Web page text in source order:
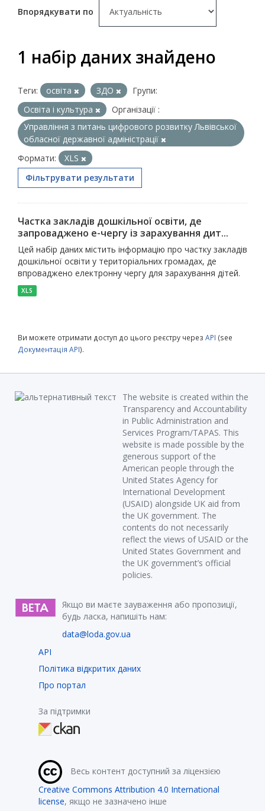
Впорядкувати по
1 набір даних знайдено
Теги: освіта ЗДО
Групи:
Освіта і культура
Організації :
Управління з питань цифрового розвитку Львівської
обласної державної адміністрації
Формати:
XLS
Фільтрувати результати
Частка закладів дошкільної освіти, де
запроваджено е-чергу із зарахування дит...
Цей набір даних містить інформацію про частку закладів
дошкільної освіти у територіальних громадах, де
впроваджено електронну чергу для зарахування дітей.
XLS
Ви можете отримати доступ до цього реєстру через API (see
Документація API).
The website is created within the
Transparency and Accountability
in Public Administration and
Services Program/TAPAS. This
website is made possible by the
generous support of the
American people through the
United States Agency for
International Development
(USAID) alongside UK aid from
the UK government. The
contents do not necessarily
reflect the views of USAID or the
United States Government and
the UK government’s official
policies.
Якщо ви маєте зауваження або пропозиції,
будь ласка, напишіть нам:
data@loda.gov.ua
API
Політика відкритих даних
Про портал
За підтримки
Весь контент доступний за ліцензією
Creative Commons Attribution 4.0 International
license, якщо не зазначено інше